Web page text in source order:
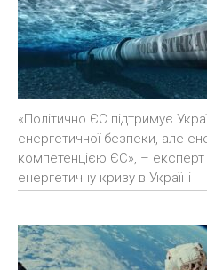
«Політично ЄС підтримує
енергетичної безпеки, але
компетенцією ЄС», – експерт
енергетичну кризу в Україні